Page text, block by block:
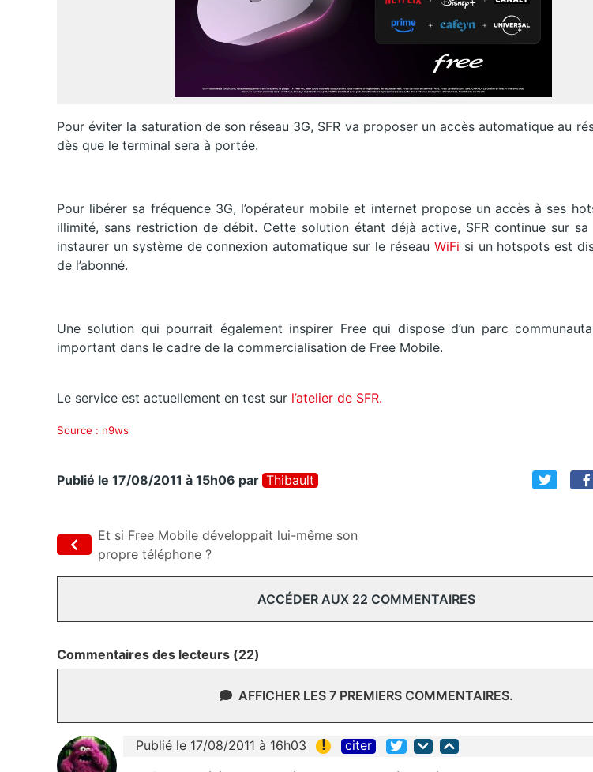
Pour éviter la saturation de son réseau 3G, SFR va proposer un accès automatique au
dès que le terminal sera à portée.
Pour libérer sa fréquence 3G, l’opérateur mobile et internet propose un accès à ses
illimité, sans restriction de débit. Cette solution étant déjà active, SFR continue sur
instaurer un système de connexion automatique sur le réseau WiFi si un hotspots est
de l’abonné.
Une solution qui pourrait également inspirer Free qui dispose d’un parc
important dans le cadre de la commercialisation de Free Mobile.
Le service est actuellement en test sur l’atelier de SFR.
Source : n9ws
Publié le 17/08/2011 à 15h06 par Thibault
Et si Free Mobile développait lui-même son
propre téléphone ?
ACCÉDER AUX 22 COMMENTAIRES
Commentaires des lecteurs (22)
AFFICHER LES 7 PREMIERS COMMENTAIRES.
Publié le 17/08/2011 à 16h03 ! citer